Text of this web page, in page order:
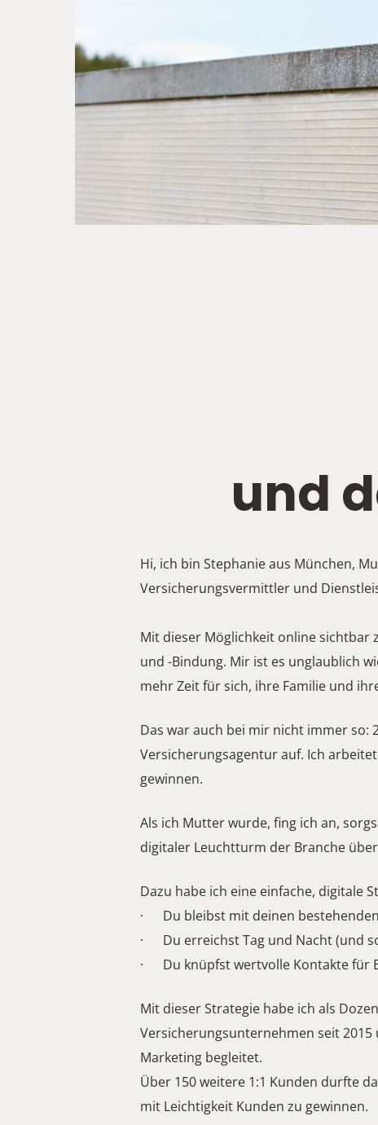
und
Hi, ich bin Stephanie aus München,
Versicherungsvermittler und
Mit dieser Möglichkeit online sichtbar
und -Bindung. Mir ist es unglaublich
mehr Zeit für sich, ihre Familie und
Das war auch bei mir nicht immer so:
Versicherungsagentur auf. Ich
gewinnen.
Als ich Mutter wurde, fing ich an,
digitaler Leuchtturm der Branche
Dazu habe ich eine einfache, digitale
·      Du bleibst mit deinen
·      Du erreichst Tag und Nacht
·      Du knüpfst wertvolle Kontakte
Mit dieser Strategie habe ich als
Versicherungsunternehmen seit
Marketing begleitet.
Über 150 weitere 1:1 Kunden durfte
mit Leichtigkeit Kunden zu gewinnen.